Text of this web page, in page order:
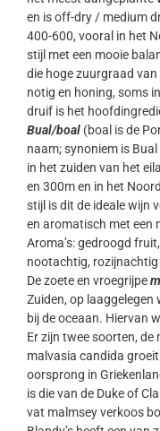
en is off-dry / medium
400-600, vooral in het
stijl met een mooie
die hoge zuurgraad
notig en honing, soms
druif is het
Bual/boal (boal is de
naam; synoniem is
in het zuiden van het
en 300m en in het
stijl is dit de ideale wijn
en aromatisch met een
Aroma’s: gedroogd
nootachtig,
De zoete en vroegrijpe
Zuiden, op
bij de oceaan. Hiervan
Er zijn twee soorten, de
malvasia candida
oorsprong in
is die van de Duke of
vat malmsey verkoos